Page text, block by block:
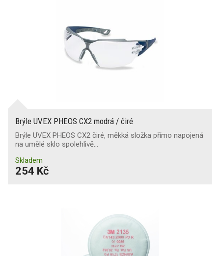
Brýle UVEX PHEOS CX2 modrá / čiré
Brýle UVEX PHEOS CX2 čiré, měkká složka přímo napojená
na umělé sklo spolehlivě…
Skladem
254 Kč